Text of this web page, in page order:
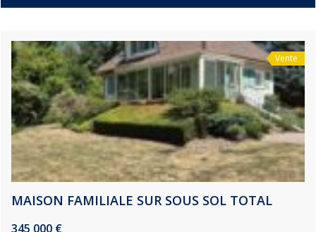
Vente
MAISON FAMILIALE SUR SOUS SOL TOTAL
345 000 €